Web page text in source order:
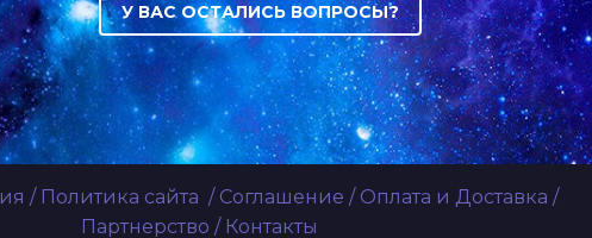
У ВАС ОСТАЛИСЬ ВОПРОСЫ?
/ Политика сайта / Соглашение / Оплата и Доставка /
Партнерство / Контакты